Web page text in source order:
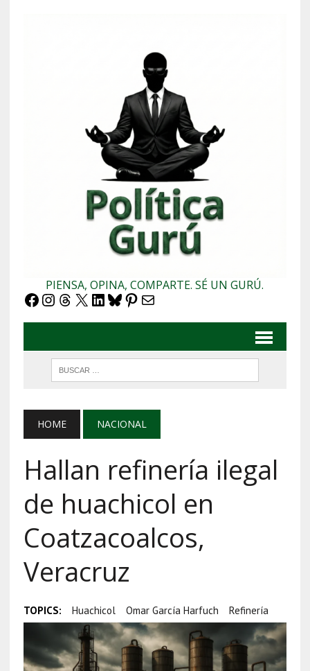
PIENSA, OPINA, COMPARTE. SÉ UN GURÚ.
Facebook
Instagram
Threads
X LinkedIn
Bluesky
Pinterest
Correo electrónico
HOME NACIONAL
Hallan refinería ilegal
de huachicol en
Coatzacoalcos,
Veracruz
TOPICS: Huachicol Omar García Harfuch Refinería